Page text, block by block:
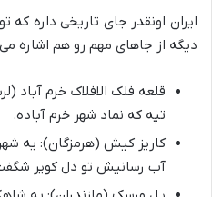
ایران اونقدر جای تاریخی داره که
دیگه از جاهای مهم رو هم اشاره
قلعه فلک الافلاک خرم آباد
تپه که نماد شهر خرم آباده.
کاریز کیش (هرمزگان): یه
آب رسانیش تو دل کویر